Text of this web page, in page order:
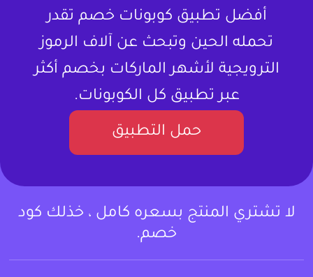
أفضل تطبيق كوبونات خصم تقدر
تحمله الحين وتبحث عن آلاف الرموز
الترويجية لأشهر الماركات بخصم أكثر
عبر تطبيق كل الكوبونات.
حمل التطبيق
لا تشتري المنتج بسعره كامل ، خذلك كود
خصم.